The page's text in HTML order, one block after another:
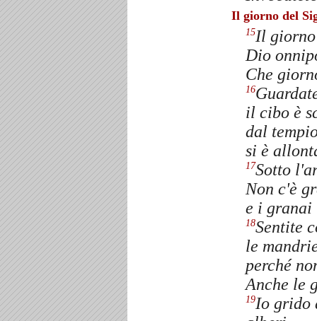
Il giorno del
15Il
Dio
Che
16
il cibo è
dal
si è
17Sotto
Non c'è
e i granai
18Sentite
le
perché
Anche le
19Io grido